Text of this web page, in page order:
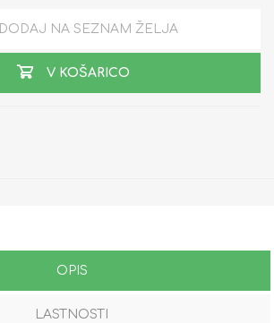
DODAJ NA SEZNAM ŽELJA
V KOŠARICO
OPIS
LASTNOSTI